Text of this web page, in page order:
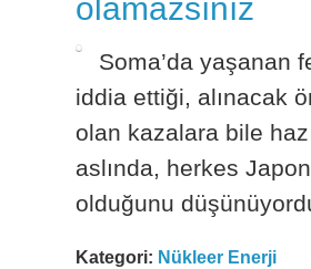
olamazsınız
Soma’da yaşanan
iddia ettiği, alınacak
olan kazalara bile
aslında, herkes
olduğunu
Kategori: Nükleer Enerji